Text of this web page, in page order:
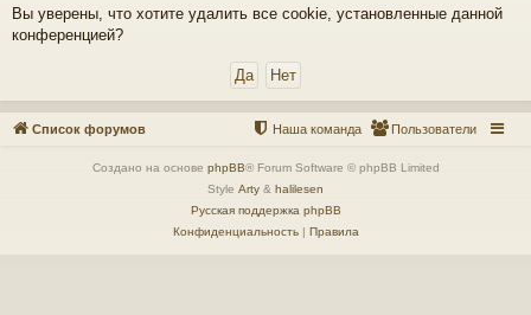
ел
Вы уверены, что хотите удалить все cookie, установленные данной
конференцией?
Список форумов Пользователи
Наша команда
Создано на основе phpBB® Forum Software © phpBB Limited
Style Arty & halilesen
Русская поддержка phpBB
Конфиденциальность| Правила